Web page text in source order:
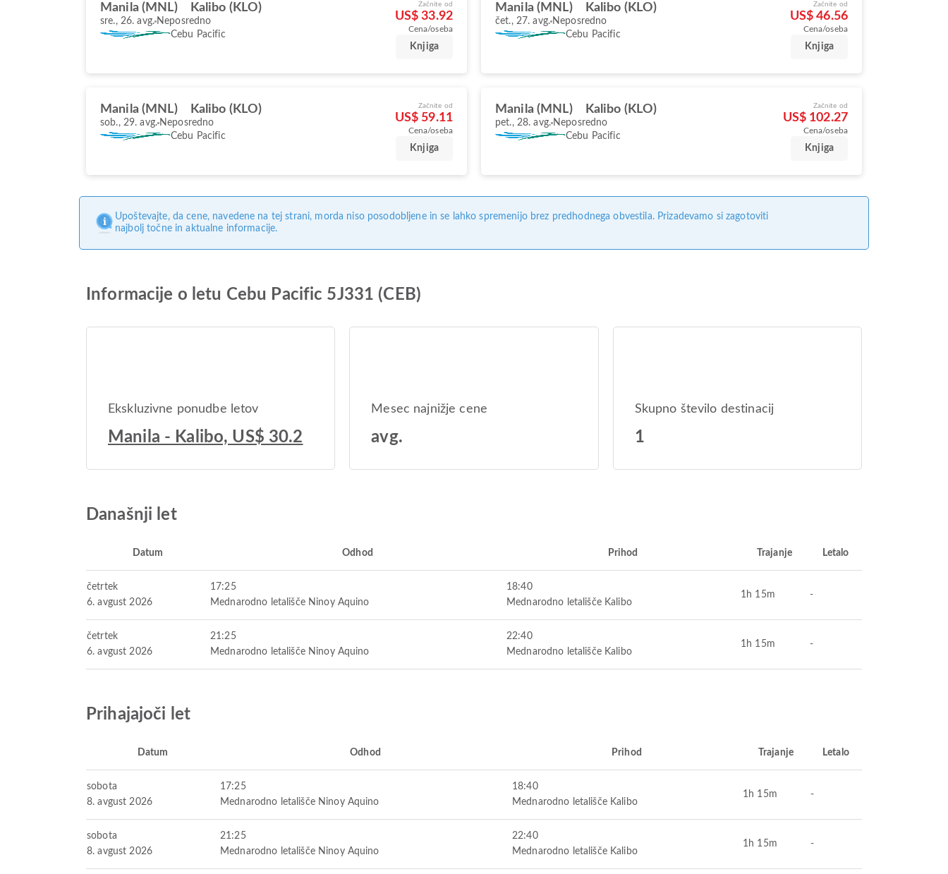
Manila (MNL) Kalibo (KLO)
sre., 26. avg. Neposredno
Cebu Pacific
Začnite od
US$ 33.92
Cena/oseba
Knjiga
Manila (MNL) Kalibo (KLO)
čet., 27. avg. Neposredno
Cebu Pacific
Začnite od
US$ 46.56
Cena/oseba
Knjiga
Manila (MNL) Kalibo (KLO)
sob., 29. avg. Neposredno
Cebu Pacific
Začnite od
US$ 59.11
Cena/oseba
Knjiga
Manila (MNL) Kalibo (KLO)
pet., 28. avg. Neposredno
Cebu Pacific
Začnite od
US$ 102.27
Cena/oseba
Knjiga
Upoštevajte, da cene, navedene na tej strani, morda niso posodobljene in se lahko spremenijo brez predhodnega obvestila. Prizadevamo si zagotoviti
najbolj točne in aktualne informacije.
Informacije o letu Cebu Pacific 5J331 (CEB)
Ekskluzivne ponudbe letov
Manila - Kalibo, US$ 30.2
Mesec najnižje cene
avg.
Skupno število destinacij
1
Današnji let
Datum Odhod Prihod Trajanje Letalo
četrtek
6. avgust 2026
17:25
Mednarodno letališče Ninoy Aquino
18:40
Mednarodno letališče Kalibo
1h 15m -
četrtek
6. avgust 2026
21:25
Mednarodno letališče Ninoy Aquino
22:40
Mednarodno letališče Kalibo
1h 15m -
Prihajajoči let
Datum Odhod Prihod Trajanje Letalo
sobota
8. avgust 2026
17:25
Mednarodno letališče Ninoy Aquino
18:40
Mednarodno letališče Kalibo
1h 15m -
sobota
8. avgust 2026
21:25
Mednarodno letališče Ninoy Aquino
22:40
Mednarodno letališče Kalibo
1h 15m -